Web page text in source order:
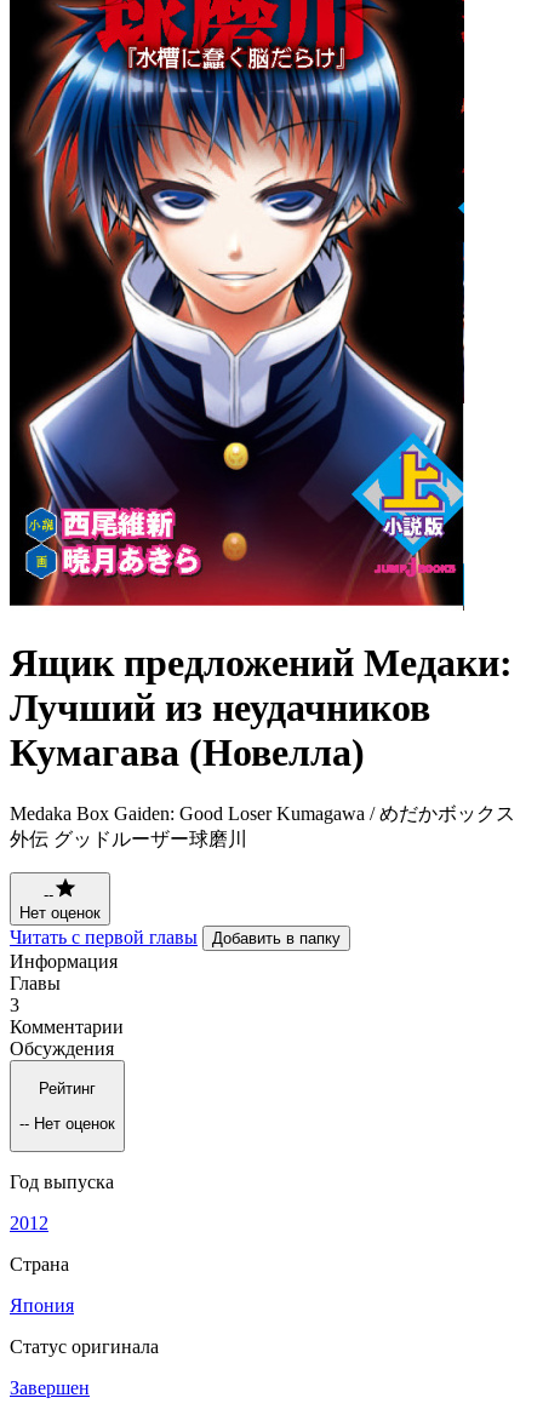
Ящик предложений Медаки:
Лучший из неудачников
Кумагава (Новелла)
Medaka Box Gaiden: Good Loser Kumagawa / めだかボックス
外伝 グッドルーザー球磨川
--
Нет оценок
Читать с первой главы Добавить в папку
Информация
Главы
3
Комментарии
Обсуждения
Рейтинг
-- Нет оценок
Год выпуска
2012
Страна
Япония
Статус оригинала
Завершен